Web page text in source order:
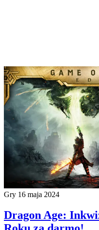
Gry 16 maja 2024
Dragon Age: